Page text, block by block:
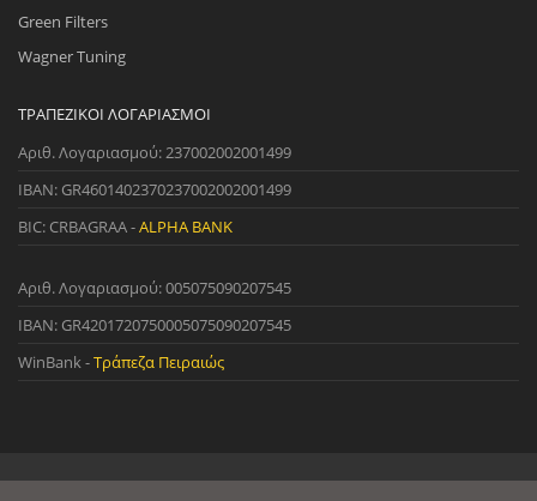
Green Filters
Wagner Tuning
ΤΡΑΠΕΖΙΚΟΊ ΛΟΓΑΡΙΑΣΜΟΊ
Αριθ. Λογαριασμού: 237002002001499
IBAN: GR4601402370237002002001499
BIC: CRBAGRAA -ALPHA BANK
Αριθ. Λογαριασμού: 005075090207545
IBAN: GR4201720750005075090207545
WinBank -Τράπεζα Πειραιώς
© 2022 StreetWare. All Rights Reserved. | Designed and Developedby